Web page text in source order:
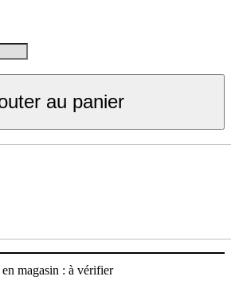
au panier
en magasin : à vérifier